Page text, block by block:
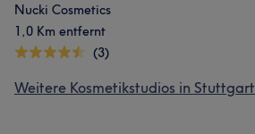
Nucki Cosmetics
1,0 Km entfernt
(3)
Weitere Kosmetikstudios in Stuttgart